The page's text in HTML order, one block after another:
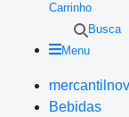
Carrinho
Busca
Menu
Bebidas